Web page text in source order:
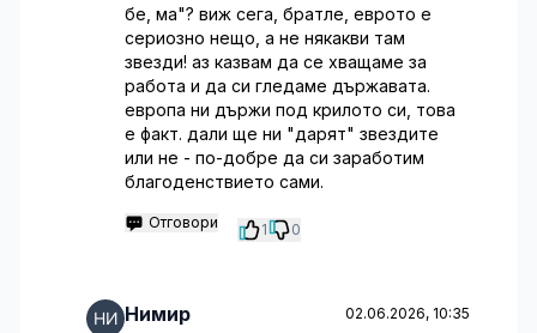
бе, ма"? виж сега, братле, еврото е
сериозно нещо, а не някакви там
звезди! аз казвам да се хващаме за
работа и да си гледаме държавата.
европа ни държи под крилото си, това
е факт. дали ще ни "дарят" звездите
или не - по-добре да си заработим
благоденствието сами.
Отговори 1 0
Нимир 02.06.2026, 10:35